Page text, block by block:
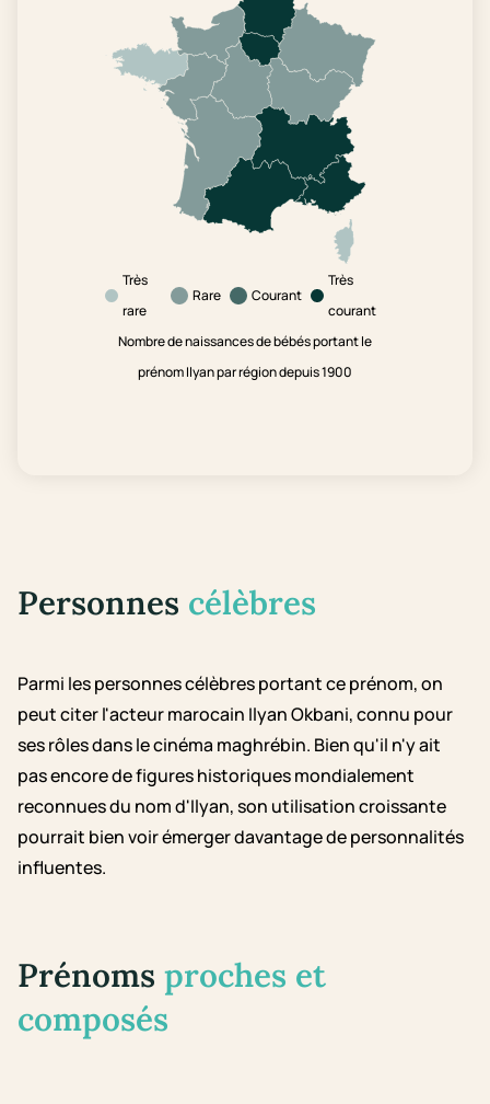
Très
rare
Rare Courant
Très
courant
Nombre de naissances de bébés portant le
prénom Ilyan par région depuis 1900
Personnes célèbres
Parmi les personnes célèbres portant ce prénom, on
peut citer l'acteur marocain Ilyan Okbani, connu pour
ses rôles dans le cinéma maghrébin. Bien qu'il n'y ait
pas encore de figures historiques mondialement
reconnues du nom d'Ilyan, son utilisation croissante
pourrait bien voir émerger davantage de personnalités
influentes.
Prénoms proches et
composés